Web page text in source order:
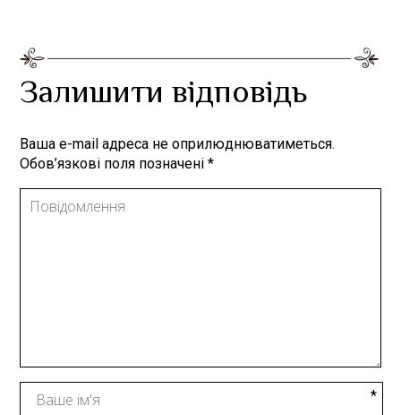
Залишити відповідь
Ваша e-mail адреса не оприлюднюватиметься.
Обов’язкові поля позначені*